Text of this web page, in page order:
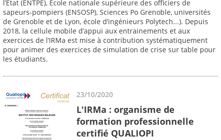
l’État (ENTPE), École nationale supérieure des officiers de
sapeurs-pompiers (ENSOSP), Sciences Po Grenoble, universités
de Grenoble et de Lyon, école d’ingénieurs Polytech...). Depuis
2018, la cellule mobile d’appui aux entrainements et aux
exercices de l’IRMa est mise à contribution systématiquement
pour animer des exercices de simulation de crise sur table pour
les étudiants.
23/10/2020
L'IRMa : organisme de
formation professionnelle
certifié QUALIOPI